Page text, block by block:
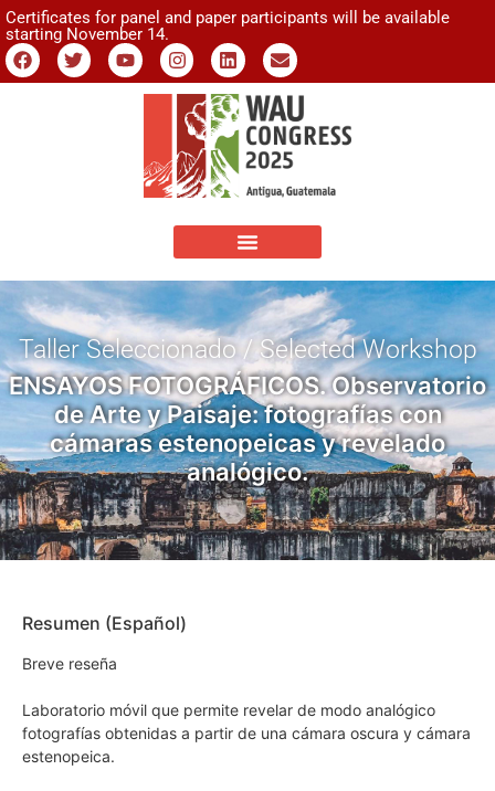
Certificates for panel and paper participants will be available
starting November 14.
Taller Seleccionado / Selected Workshop
ENSAYOS FOTOGRÁFICOS. Observatorio
de Arte y Paisaje: fotografías con
cámaras estenopeicas y revelado
analógico.
Resumen (Español)
Breve reseña
Laboratorio móvil que permite revelar de modo analógico
fotografías obtenidas a partir de una cámara oscura y cámara
estenopeica.